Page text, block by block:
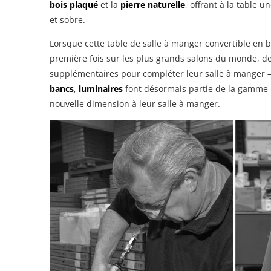
bois plaqué et la pierre naturelle, offrant à la table
et sobre.
Lorsque cette table de salle à manger convertible
première fois sur les plus grands salons du monde,
supplémentaires pour compléter leur salle à manger
bancs, luminaires font désormais partie de la
nouvelle dimension à leur salle à manger.